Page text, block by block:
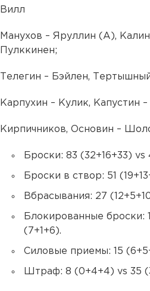
Вилл
Манухов – Яруллин (А),
Пулккинен;
Телегин – Бэйлен,
Карпухин – Кулик, Капустин
Кирпичников, Основин –
Броски: 83 (32+16+33) vs
Броски в створ: 51
Вбрасывания: 27
Блокированные броски:
(7+1+6).
Силовые приемы: 15
Штраф: 8 (0+4+4) vs 35